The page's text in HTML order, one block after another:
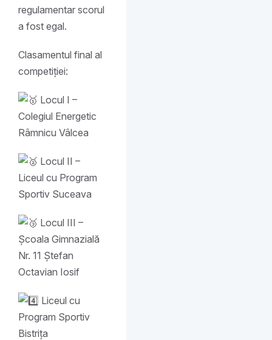
regulamentar scorul
a fost egal.
Clasamentul final al
competiției:
Locul I –
Colegiul Energetic
Râmnicu Vâlcea
Locul II –
Liceul cu Program
Sportiv Suceava
Locul III –
Școala Gimnazială
Nr. 11 Ștefan
Octavian Iosif
Liceul cu
Program Sportiv
Bistrița